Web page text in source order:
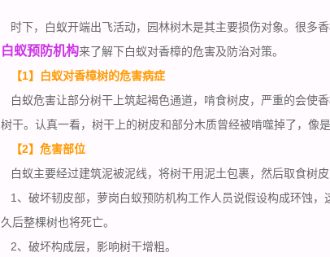
时下，白蚁开端出飞活动，园林树木是其主要损伤对象。很多
白蚁预防机构来了解下白蚁对香樟的危害及防治对策。
【1】白蚁对香樟树的危害病症
白蚁危害让部分树干上筑起褐色通道，啃食树皮，严重的会使
树干。认真一看，树干上的树皮和部分木质曾经被啃噬掉了，像是
【2】危害部位
白蚁主要经过建筑泥被泥线，将树干用泥土包裹，然后取食树
1、破坏韧皮部，萝岗白蚁预防机构工作人员说假设构成环蚀
久后整棵树也将死亡。
2、破坏构成层，影响树干增粗。